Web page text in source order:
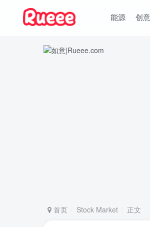
能源 创意
首页 Stock Market 正文